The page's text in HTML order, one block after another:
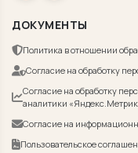
ДОКУМЕНТЫ
Политика в отношении
Согласие на обработку
Согласие на обработку
аналитики
Согласие на
Пользовательское